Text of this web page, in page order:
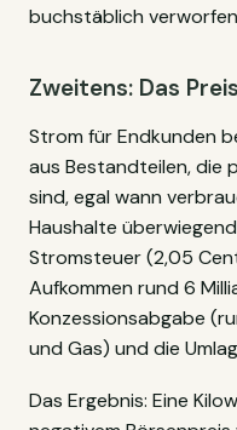
buchstäblich
Zweitens: Das
Strom für Endkunden
aus Bestandteilen, die
sind, egal wann
Haushalte
Stromsteuer (2,05
Aufkommen rund 6
Konzessionsabgabe
und Gas) und die
Das Ergebnis: Eine